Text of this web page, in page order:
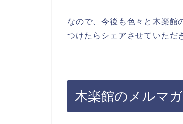
なので、今後も色々と木楽館
つけたらシェアさせていただ
木楽館のメルマ